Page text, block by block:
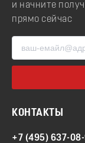
и начните
прямо сейчас
КОНТАКТЫ
+7 (495) 637-